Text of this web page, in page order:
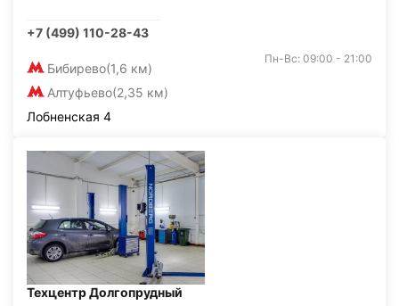
+7 (499) 110-28-43
Бибирево(1,6 км)
Алтуфьево(2,35 км)
Пн-Вс: 09:00 - 21:00
Лобненская 4
Техцентр Долгопрудный